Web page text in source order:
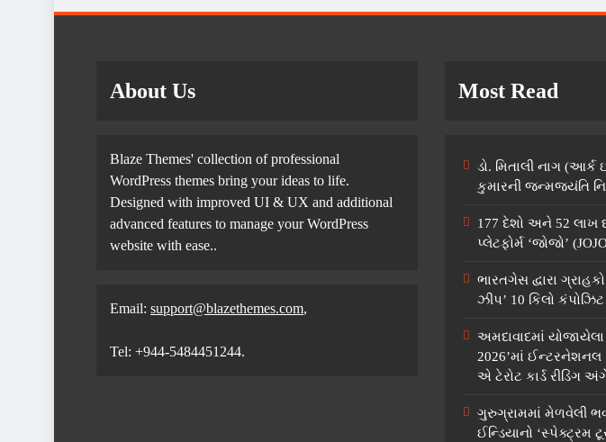
About Us
Blaze Themes' collection of professional
WordPress themes bring your ideas to life.
Designed with improved UI & UX and additional
advanced features to manage your WordPress
website with ease..
Email: support@blazethemes.com,
Tel: +944-5484451244.
Most Read
ડો. મિતાલી નાગ (આર્ક
કુમારની જન્મજયંતિ
177 દેશો અને 52 લાખ
પ્લેટફોર્મ ‘જોજો’
ભારતગેસ દ્વારા
ઝીપ’ 10 કિલો
અમદાવાદમાં
2026’માં ઈન્ટરનેશનલ
એ ટેરોટ કાર્ડ રીડિંગ
ગુરુગ્રામમાં મેળવેલી
ઈન્ડિયાનો ‘સ્પેક્ટ્રમ